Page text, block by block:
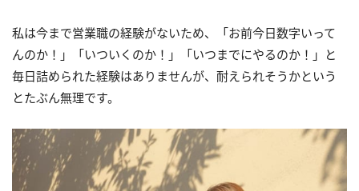
私は今まで営業職の経験がないため、「お前今日数字いって
んのか！」「いついくのか！」「いつまでにやるのか！」と
毎日詰められた経験はありませんが、耐えられそうかという
とたぶん無理です。